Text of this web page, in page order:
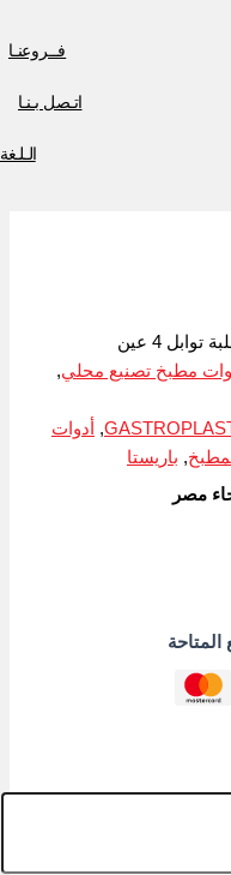
فــروعنـا
اتـصل بـنـا
الـلـغة
توابل 4 عين
مطبخ تصنيع محلي,
,
أدوات
, باريستا
مصر
المتاحة